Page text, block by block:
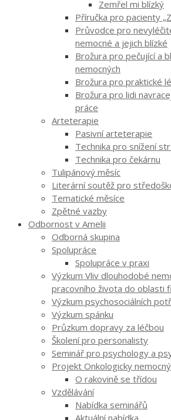
Zemřel mi blízký
Příručka pro pacienty
Průvodce pro
nemocné a jejich blízké
Brožura pro pečující a
nemocných
Brožura pro praktické
Brožura pro lidi
práce
Arteterapie
Pasivní arteterapie
Technika pro snížení
Technika pro čekárnu
Tulipánový měsíc
Literární soutěž pro
Tematické měsíce
Zpětné vazby
Odbornost v Amelii
Odborná skupina
Spolupráce
Spolupráce v praxi
Výzkum Vliv dlouhodobé
pracovního života do oblasti
Výzkum psychosociálních
Výzkum spánku
Průzkum dopravy za léčbou
Školení pro personalisty
Seminář pro psychology a
Projekt Onkologicky
O rakovině se třídou
Vzdělávání
Nabídka seminářů
Aktuální nabídka